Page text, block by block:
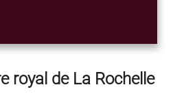
royal de La Rochelle